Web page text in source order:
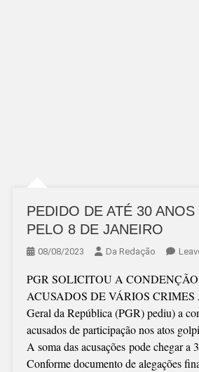
PEDIDO DE ATÉ 30
PELO 8 DE JANEIRO
08/08/2023 Da Redação
PGR SOLICITOU A
ACUSADOS DE VÁRIOS CRIMES
Geral da República (PGR) pediu) a
acusados de participação nos atos
A soma das acusações pode chegar a
Conforme documento de alegações